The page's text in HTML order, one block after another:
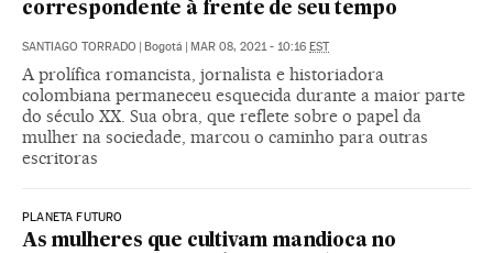
correspondente à frente de seu tempo
SANTIAGO TORRADO | Bogotá | MAR 08, 2021 - 10:16 EST
A prolífica romancista, jornalista e historiadora
colombiana permaneceu esquecida durante a maior parte
do século XX. Sua obra, que reflete sobre o papel da
mulher na sociedade, marcou o caminho para outras
escritoras
PLANETA FUTURO
As mulheres que cultivam mandioca no